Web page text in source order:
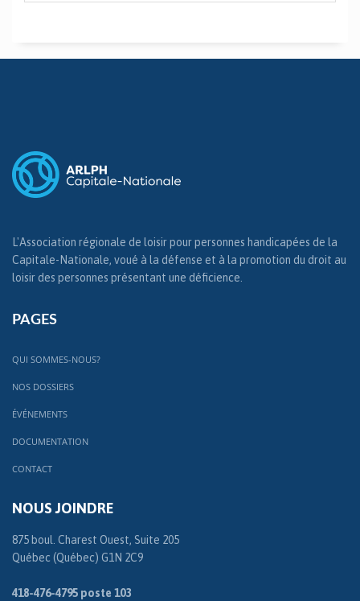
L'Association régionale de loisir pour personnes handicapées de la
Capitale-Nationale, voué à la défense et à la promotion du droit au
loisir des personnes présentant une déficience.
PAGES
QUI SOMMES-NOUS?
NOS DOSSIERS
ÉVÉNEMENTS
DOCUMENTATION
CONTACT
NOUS JOINDRE
875 boul. Charest Ouest, Suite 205
Québec (Québec) G1N 2C9
418-476-4795 poste 103